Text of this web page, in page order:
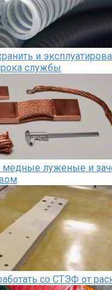
и
службы
луженые и
со СТЭФ от